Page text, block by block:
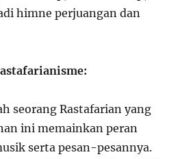
himne perjuangan dan
seorang Rastafarian yang
ini memainkan peran
serta pesan-pesannya.